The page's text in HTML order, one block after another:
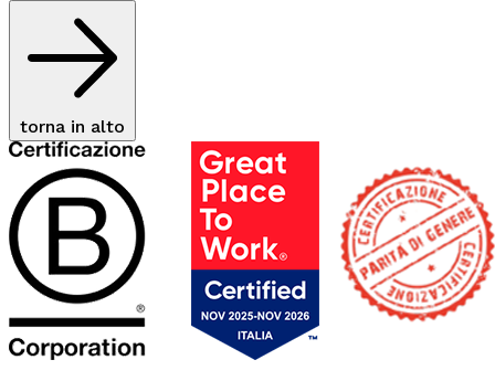
torna in alto